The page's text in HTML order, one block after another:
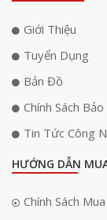
Tấm nền HVA
Google Tivi TCL AI
nâng cao chất
phản, mang lại
từ ánh sáng môi
Giới Thiệu
Tuyển Dụng
Bản Đồ
Chính Sách
Tin Tức Công
HƯỚNG DẪN
Chính Sách